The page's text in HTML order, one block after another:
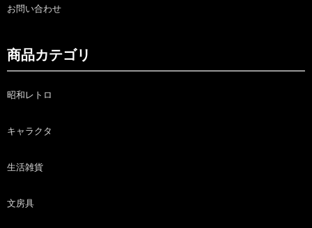
お問い合わせ
商品カテゴリ
昭和レトロ
キャラクタ
生活雑貨
文房具